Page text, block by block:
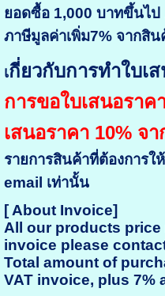
ยอดซื้อ 1,000 บาทขึ้นไป
ภาษีมูลค่าเพิ่ม7% จากสิ
เกี่ยวกับการทำใบเ
การขอใบเสนอราค
เสนอราคา 10% จ
รายการสินค้าที่ต้องการใ
email เท่านั้น
[ About Invoice]
All our products
invoice please
Total amount of
VAT invoice, plus 7%